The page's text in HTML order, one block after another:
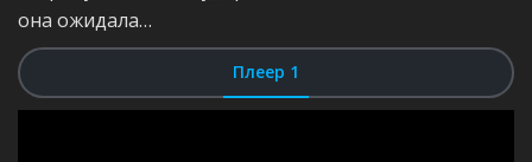
она ожидала…
Плеер 1